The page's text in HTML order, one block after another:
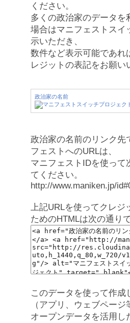
ください。
多くの政治家のデータを
場合はマニフェストスイ
示いただき、
数件など表示可能であれ
レジットの表記をお願い
政治家の名前
政治家の名前のリンク先
フェストへのURLは、
マニフェストIDを使って
てください。
http://www.maniken.jp/
上記URLを使ってクレジ
ためのHTMLは次の通りで
このデータを使って作成
（アプリ、ウェブページ
オープンデータを活用し